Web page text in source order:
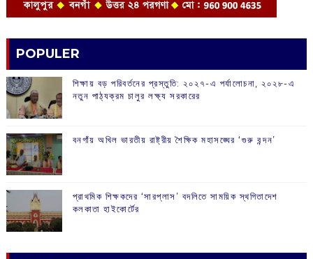
POPULER
শিক্ষায় বড় পরিবর্তনের প্রস্তুতি: ২০২৭-এ পর্যালোচনা, ২০২৮-এ
নতুন পাঠ্যক্রম চালুর লক্ষ্য সরকারের
বনগাঁয় অখিল ভারতীয় রাষ্ট্রীয় শৈক্ষিক মহাসঙ্ঘের ‘গুরু বন্দন’
প্রাথমিক শিক্ষকদের ‘সারপ্লাস’ বদলিতে সাময়িক স্থগিতাদেশ
কলকাতা হাইকোর্টের